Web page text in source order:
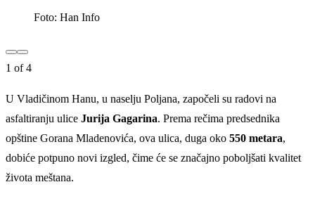
Foto: Han Info
1 of4
U Vladičinom Hanu, u naselju Poljana, započeli su radovi na
asfaltiranju ulice Jurija Gagarina. Prema rečima predsednika
opštine Gorana Mladenovića, ova ulica, duga oko 550 metara,
dobiće potpuno novi izgled, čime će se značajno poboljšati kvalitet
života meštana.